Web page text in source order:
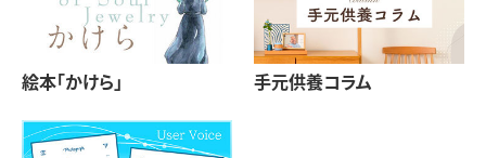
絵本「かけら」 手元供養コラム